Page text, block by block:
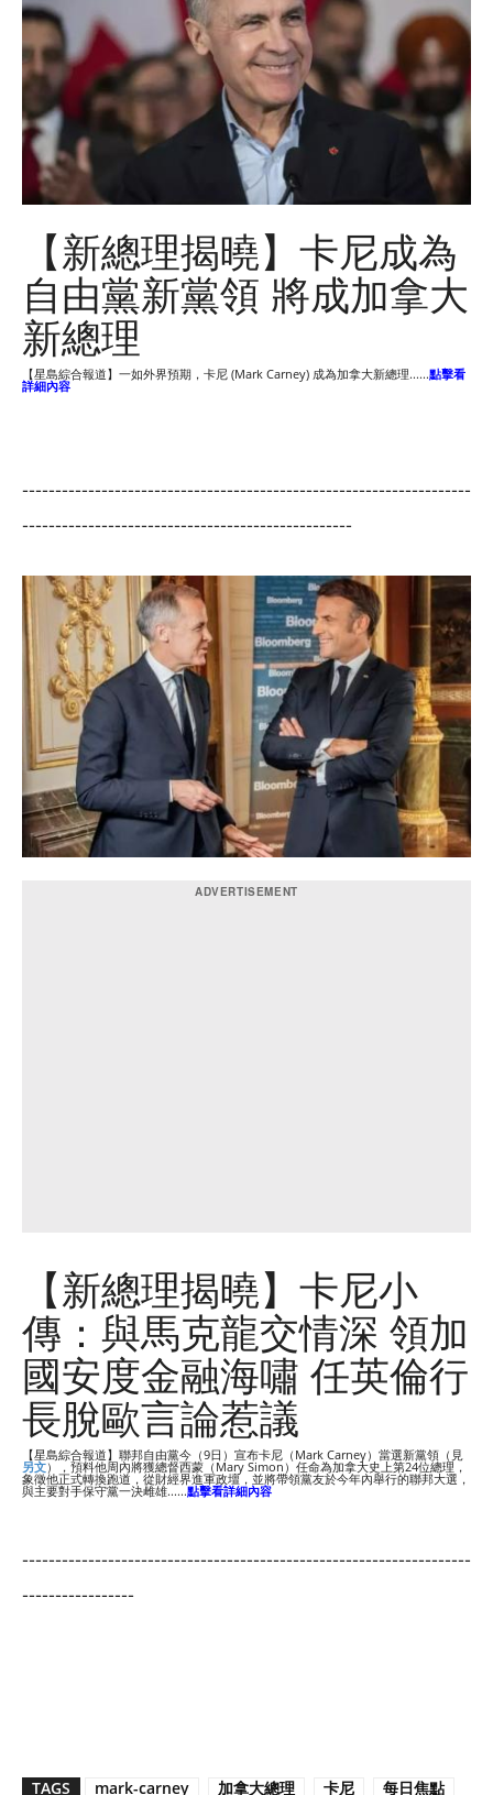
【新總理揭曉】卡尼成為
自由黨新黨領 將成加拿大
新總理
【星島綜合報道】一如外界預期，卡尼 (Mark Carney) 成為加拿大新總理......點擊看
詳細內容
--------------------------------------------------------------------
--------------------------------------------------
【新總理揭曉】卡尼小
傳：與馬克龍交情深 領加
國安度金融海嘯 任英倫行
長脫歐言論惹議
【星島綜合報道】聯邦自由黨今（9日）宣布卡尼（Mark Carney）當選新黨領（見
另文），預料他周內將獲總督西蒙（Mary Simon）任命為加拿大史上第24位總理，
象徵他正式轉換跑道，從財經界進軍政壇，並將帶領黨友於今年內舉行的聯邦大選，
與主要對手保守黨一決雌雄......點擊看詳細內容
--------------------------------------------------------------------
-----------------
TAGS mark-carney 加拿大總理 卡尼 每日焦點